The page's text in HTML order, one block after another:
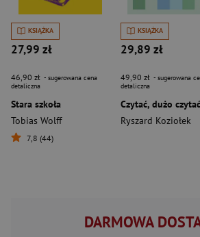
KSIĄŻKA
27,99 zł
46,90 zł - sugerowana cena
detaliczna
Stara szkoła
Tobias Wolff
7,8 (44)
KSIĄŻKA
29,89 zł
49,90 zł - sugerowana
detaliczna
Ryszard Koziołek
DARMOWA